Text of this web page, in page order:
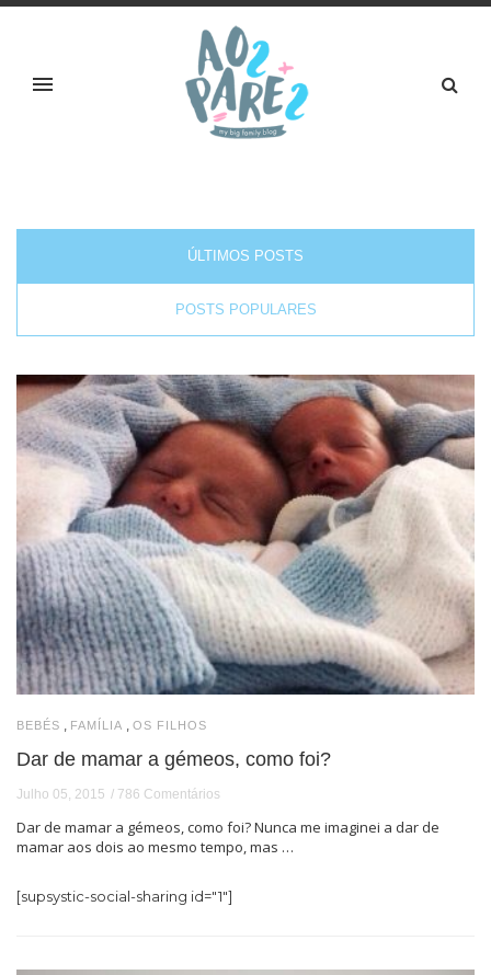
ÚLTIMOS POSTS
POSTS POPULARES
BEBÉS FAMÍLIA OS FILHOS
Dar de mamar a gémeos, como foi?
Julho 05, 2015 786 Comentários
Dar de mamar a gémeos, como foi? Nunca me imaginei a dar de
mamar aos dois ao mesmo tempo, mas …
[supsystic-social-sharing id="1"]